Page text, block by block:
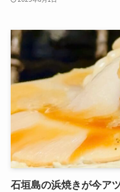
石垣島の浜焼きが今ア